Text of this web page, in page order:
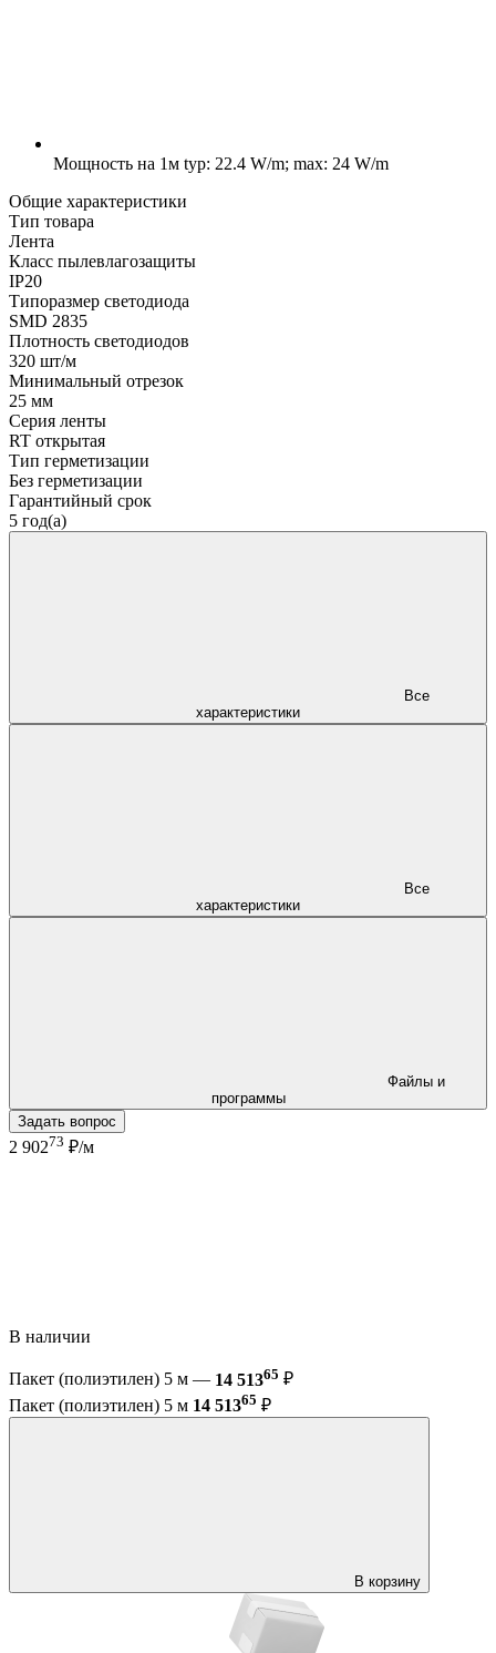
Мощность на 1м typ: 22.4 W/m; max: 24 W/m
Общие характеристики
Тип товара
Лента
Класс пылевлагозащиты
IP20
Типоразмер светодиода
SMD 2835
Плотность светодиодов
320 шт/м
Минимальный отрезок
25 мм
Серия ленты
RT открытая
Тип герметизации
Без герметизации
Гарантийный срок
5 год(а)
характеристики
характеристики
программы
Задать вопрос
2 90273 ₽/м
В наличии
Пакет (полиэтилен) 5 м — 14 51365 ₽
Пакет (полиэтилен) 5 м 14 51365 ₽
В корзину